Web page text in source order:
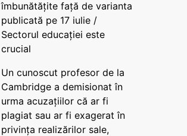
îmbunătățite față de varianta
publicată pe 17 iulie /
Sectorul educației este
crucial
Un cunoscut profesor de la
Cambridge a demisionat în
urma acuzațiilor că ar fi
plagiat sau ar fi exagerat în
privința realizărilor sale,